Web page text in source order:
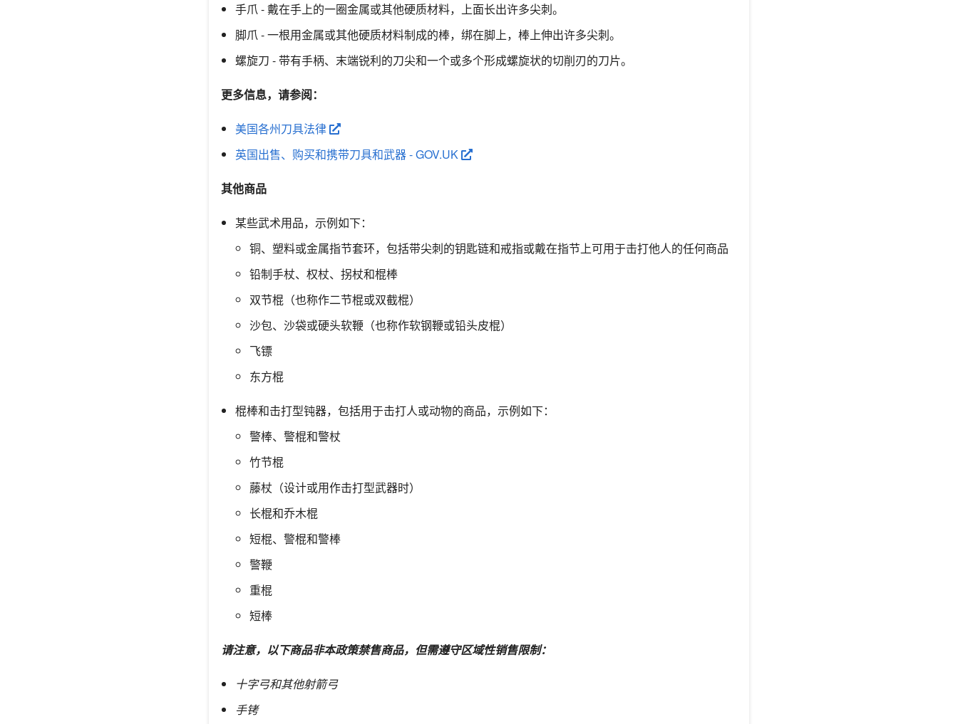
手爪 - 戴在手上的一圈金属或其他硬质材料，上面长出许多尖刺。
脚爪 - 一根用金属或其他硬质材料制成的棒，绑在脚上，棒上伸出许多尖刺。
螺旋刀 - 带有手柄、末端锐利的刀尖和一个或多个形成螺旋状的切削刃的刀片。
更多信息，请参阅：
美国各州刀具法律
英国出售、购买和携带刀具和武器 - GOV.UK
其他商品
某些武术用品，示例如下：
铜、塑料或金属指节套环，包括带尖刺的钥匙链和戒指或戴在指节上可用于击打他人的任何商品
铅制手杖、权杖、拐杖和棍棒
双节棍（也称作二节棍或双截棍）
沙包、沙袋或硬头软鞭（也称作软钢鞭或铅头皮棍）
飞镖
东方棍
棍棒和击打型钝器，包括用于击打人或动物的商品，示例如下：
警棒、警棍和警杖
竹节棍
藤杖（设计或用作击打型武器时）
长棍和乔木棍
短棍、警棍和警棒
警鞭
重棍
短棒
请注意，以下商品非本政策禁售商品，但需遵守区域性销售限制：
十字弓和其他射箭弓
手铐